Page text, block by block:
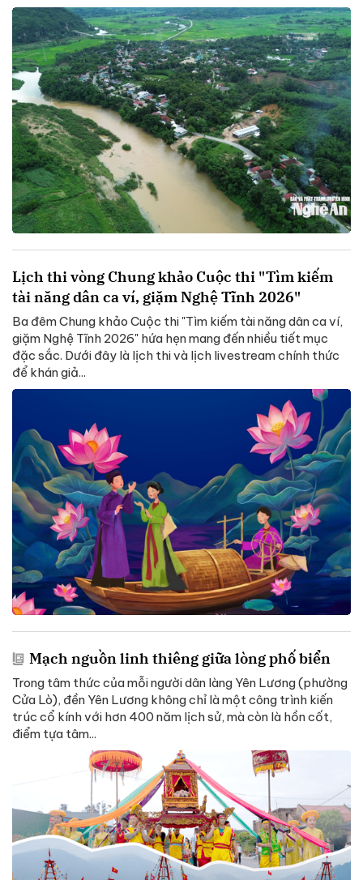
Lịch thi vòng Chung khảo Cuộc thi "Tìm kiếm
tài năng dân ca ví, giặm Nghệ Tĩnh 2026"
Ba đêm Chung khảo Cuộc thi "Tìm kiếm tài năng dân ca ví,
giặm Nghệ Tĩnh 2026" hứa hẹn mang đến nhiều tiết mục
đặc sắc. Dưới đây là lịch thi và lịch livestream chính thức
để khán giả...
Mạch nguồn linh thiêng giữa lòng phố biển
Trong tâm thức của mỗi người dân làng Yên Lương (phường
Cửa Lò), đền Yên Lương không chỉ là một công trình kiến
trúc cổ kính với hơn 400 năm lịch sử, mà còn là hồn cốt,
điểm tựa tâm...